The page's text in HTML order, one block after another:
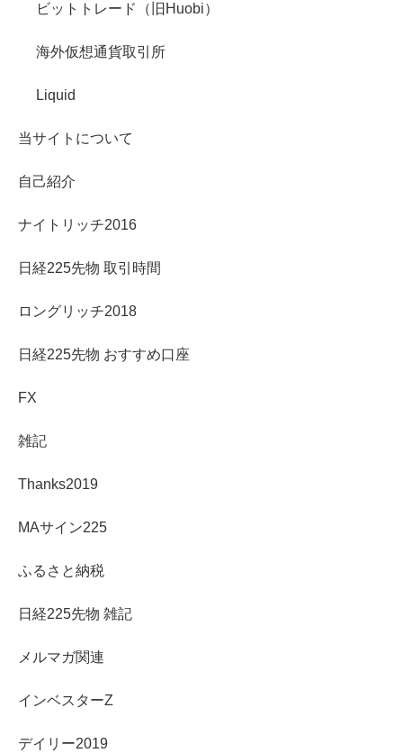
ビットトレード（旧Huobi）
海外仮想通貨取引所
Liquid
当サイトについて
自己紹介
ナイトリッチ2016
日経225先物 取引時間
ロングリッチ2018
日経225先物 おすすめ口座
FX
雑記
Thanks2019
MAサイン225
ふるさと納税
日経225先物 雑記
メルマガ関連
インベスターZ
デイリー2019